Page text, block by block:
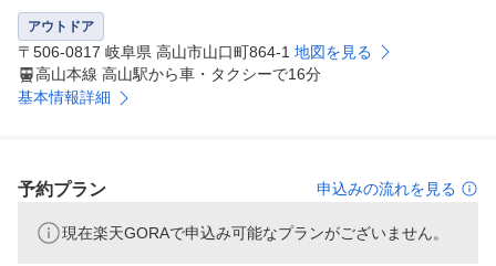
アウトドア
〒506-0817 岐阜県 高山市山口町864-1 地図を見る
高山本線 高山駅から車・タクシーで16分
基本情報詳細
予約プラン 申込みの流れを見る
現在楽天GORAで申込み可能なプランがございません。